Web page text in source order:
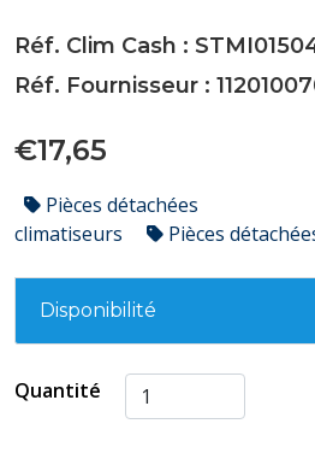
Réf. Clim Cash :
Réf. Fournisseur :
€17,65
Pièces détachées
climatiseurs
Pièces
Disponibilité
Quantité